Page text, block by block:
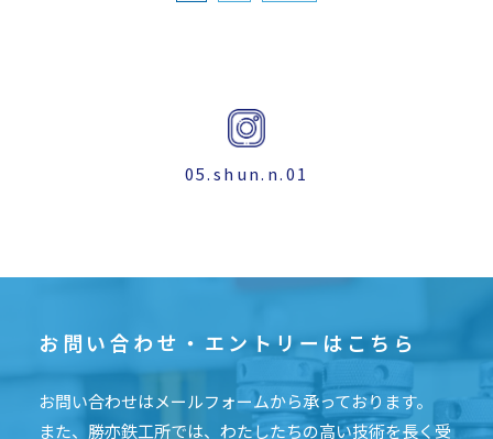
05.shun.n.01
お問い合わせ・エントリーはこちら
お問い合わせはメールフォームから承っております。
また、勝亦鉄工所では、わたしたちの高い技術を長く受